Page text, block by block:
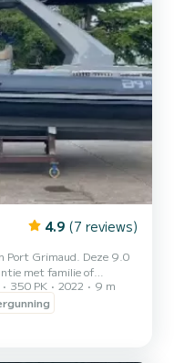
4.9 (7 reviews)
Port Grimaud. Deze 9.0
met familie of
10 personen. Het
dekdouche,
350 PK 2022
9 m